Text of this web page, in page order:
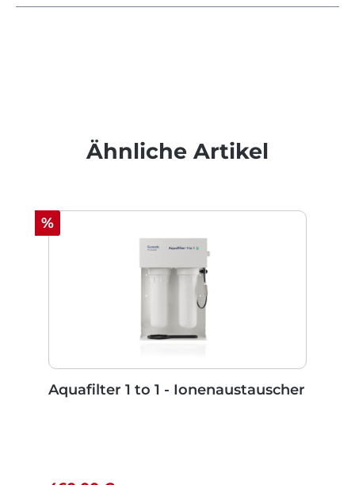
Produktgalerie überspringen
Ähnliche Artikel
Rabatt
%
Aquafilter 1 to 1 - Ionenaustauscher